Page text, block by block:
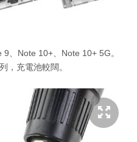
、Note 10+、Note 10+ 5G。
，充電池較闊。